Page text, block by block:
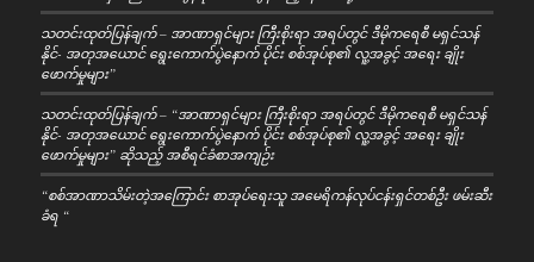
သတင်းထုတ်ပြန်ချက် – အာဏာရှင်များ ကြီးစိုးရာ အရပ်တွင် ဒီမိုကရေစီ မရှင်သန်
နိုင်- အတုအယောင် ရွေးကောက်ပွဲနောက် ပိုင်း စစ်အုပ်စု၏ လူ့အခွင့် အရေး ချိုး
ဖောက်မှုများ”
သတင်းထုတ်ပြန်ချက် – “အာဏာရှင်များ ကြီးစိုးရာ အရပ်တွင် ဒီမိုကရေစီ မရှင်သန်
နိုင်- အတုအယောင် ရွေးကောက်ပွဲနောက် ပိုင်း စစ်အုပ်စု၏ လူ့အခွင့် အရေး ချိုး
ဖောက်မှုများ” ဆိုသည့် အစီရင်ခံစာအကျဉ်း
“စစ်အာဏာသိမ်းတဲ့အကြောင်း စာအုပ်ရေးသူ အမေရိကန်လုပ်ငန်းရှင်တစ်ဦး ဖမ်းဆီး
ခံရ “